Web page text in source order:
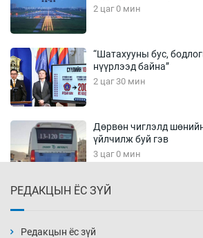
2 цаг 0 мин
“Шатахууны бус,
нүүрлээд байна”
2 цаг 30 мин
Дөрвөн чиглэлд
үйлчилж буй гэв
3 цаг 0 мин
3 цаг 30 мин
РЕДАКЦЫН ЁС ЗҮЙ
Редакцын ёс зүй